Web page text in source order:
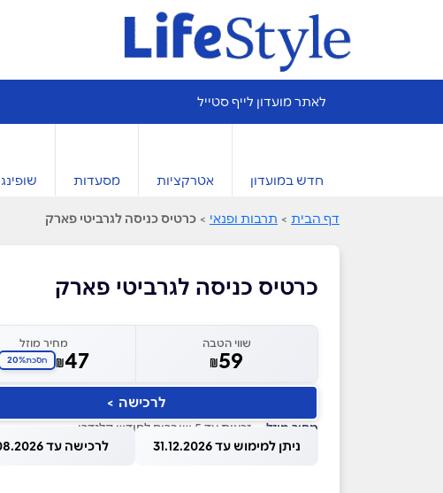
לאתר מועדון לייף סטייל
חדש במועדון אטרקציות מסעדות שופינג
דף הבית > תרבות ופנאי > כרטיס כניסה לגרביטי פארק
כרטיס כניסה לגרביטי פארק
שווי הטבה
₪59
מחיר מוזל
₪47 חסכת20%
לרכישה >
מחיר מוזל — זכאות עד 5 שוברים לחודש קלנדרי
ניתן למימוש עד 31.12.2026 לרכישה עד 31.08.2026